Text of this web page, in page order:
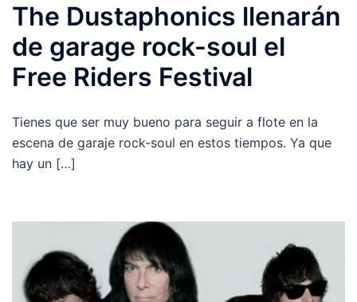
The Dustaphonics llenarán
de garage rock-soul el
Free Riders Festival
Tienes que ser muy bueno para seguir a flote en la
escena de garaje rock-soul en estos tiempos. Ya que
hay un […]